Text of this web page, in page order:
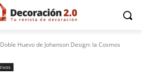
Huevo de Johanson Design: la Cosmos